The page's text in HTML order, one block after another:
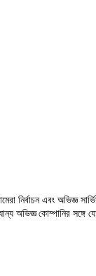
নির্বাচন এবং অভিজ্ঞ
অভিজ্ঞ কোম্পানির সঙ্গে